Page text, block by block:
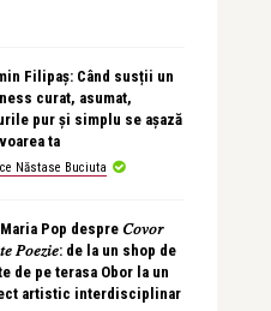
Filipaș: Când susții un
curat, asumat,
pur și simplu se așază
ta
Năstase Buciuta
Pop despre 𝐶𝑜𝑣𝑜𝑟
𝑃𝑜𝑒𝑧𝑖𝑒: de la un shop de
de pe terasa Obor la un
artistic interdisciplinar